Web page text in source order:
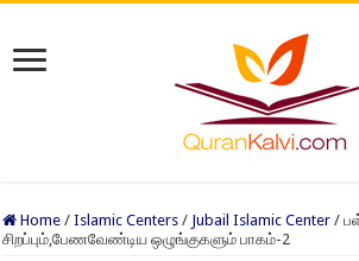
Home / Islamic Centers / Jubail Islamic Center /
சிறப்பும்,பேணவேண்டிய ஒழுங்குகளும் பாகம்-2